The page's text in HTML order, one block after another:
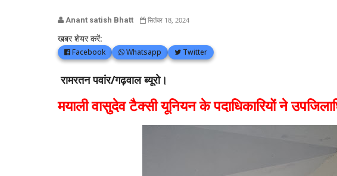
Anant satish Bhatt सितंबर 18, 2024
खबर शेयर करें:
Facebook Whatsapp Twitter
रामरतन पवांर/गढ़वाल ब्यूरो।
मयाली वासुदेव टैक्सी यूनियन के पदाधिकारियों ने